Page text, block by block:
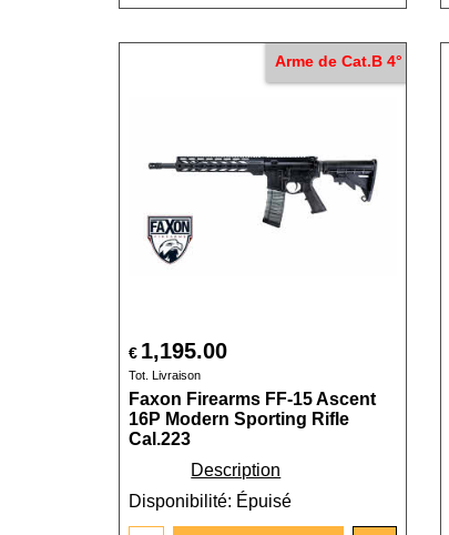
Arme de Cat.B 4°
€ 1,195.00
Tot. Livraison
Faxon Firearms FF-15 Ascent
16P Modern Sporting Rifle
Cal.223
Description
Disponibilité: Épuisé